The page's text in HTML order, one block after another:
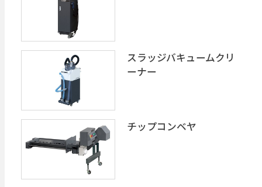
スラッジバキュームクリ
ーナー
チップコンベヤ